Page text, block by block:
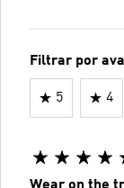
Filtrar por
5 4